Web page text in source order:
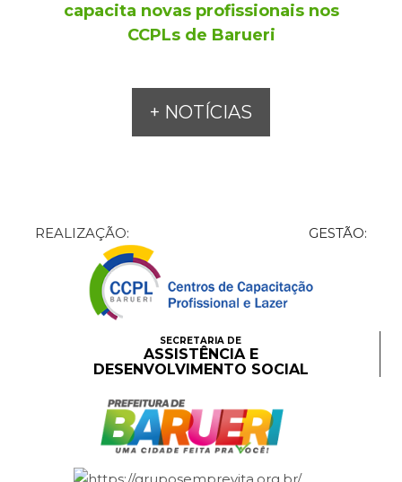
capacita novas profissionais nos
CCPLs de Barueri
+ NOTÍCIAS
REALIZAÇÃO: GESTÃO:
SECRETARIA DE
ASSISTÊNCIA E
DESENVOLVIMENTO SOCIAL